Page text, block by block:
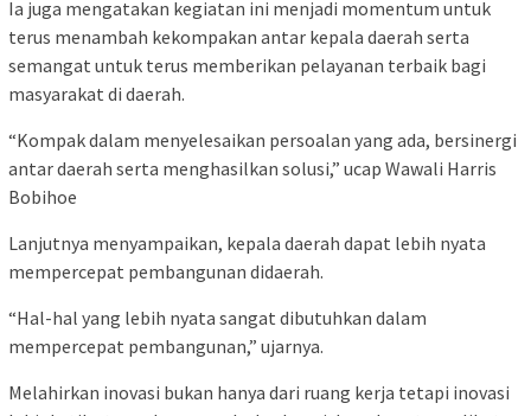
Ia juga mengatakan kegiatan ini menjadi momentum untuk
terus menambah kekompakan antar kepala daerah serta
semangat untuk terus memberikan pelayanan terbaik bagi
masyarakat di daerah.
“Kompak dalam menyelesaikan persoalan yang ada, bersinergi
antar daerah serta menghasilkan solusi,” ucap Wawali Harris
Bobihoe
Lanjutnya menyampaikan, kepala daerah dapat lebih nyata
mempercepat pembangunan didaerah.
“Hal-hal yang lebih nyata sangat dibutuhkan dalam
mempercepat pembangunan,” ujarnya.
Melahirkan inovasi bukan hanya dari ruang kerja tetapi inovasi